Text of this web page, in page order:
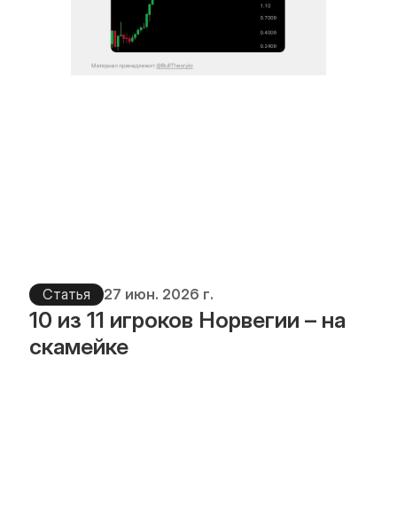
Events
Experts
Статья 27 июн. 2026 г.
10 из 11 игроков Норвегии – на
скамейке